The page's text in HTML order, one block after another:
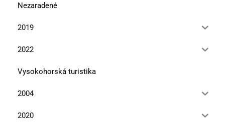
Nezaradené
2019
2022
Vysokohorská turistika
2004
2020